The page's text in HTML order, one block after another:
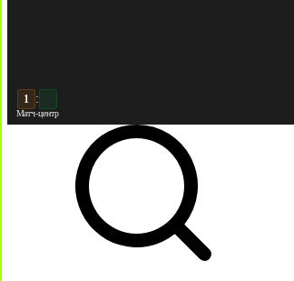
2 :
Матч-центр